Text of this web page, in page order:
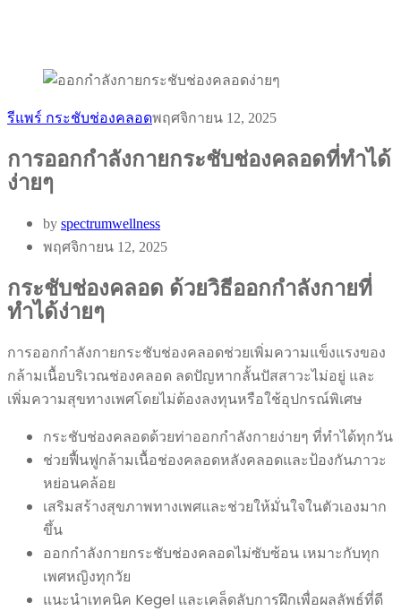
รีแพร์ กระชับช่องคลอดพฤศจิกายน 12, 2025
การออกกำลังกายกระชับช่องคลอดที่ทำได้
ง่ายๆ
by spectrumwellness
พฤศจิกายน 12, 2025
กระชับช่องคลอด ด้วยวิธีออกกำลังกายที่
ทำได้ง่ายๆ
การออกกำลังกายกระชับช่องคลอดช่วยเพิ่มความแข็งแรงของ
กล้ามเนื้อบริเวณช่องคลอด ลดปัญหากลั้นปัสสาวะไม่อยู่ และ
เพิ่มความสุขทางเพศโดยไม่ต้องลงทุนหรือใช้อุปกรณ์พิเศษ
กระชับช่องคลอดด้วยท่าออกกำลังกายง่ายๆ ที่ทำได้ทุกวัน
ช่วยฟื้นฟูกล้ามเนื้อช่องคลอดหลังคลอดและป้องกันภาวะ
หย่อนคล้อย
เสริมสร้างสุขภาพทางเพศและช่วยให้มั่นใจในตัวเองมาก
ขึ้น
ออกกำลังกายกระชับช่องคลอดไม่ซับซ้อน เหมาะกับทุก
เพศหญิงทุกวัย
แนะนำเทคนิค Kegel และเคล็ดลับการฝึกเพื่อผลลัพธ์ที่ดี